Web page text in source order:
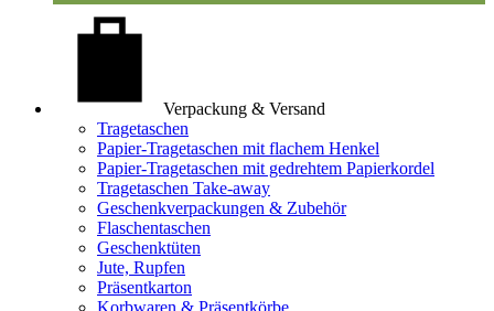
Verpackung & Versand
Tragetaschen
Papier-Tragetaschen mit flachem Henkel
Papier-Tragetaschen mit gedrehtem Papierkordel
Tragetaschen Take-away
Geschenkverpackungen & Zubehör
Flaschentaschen
Geschenktüten
Jute, Rupfen
Präsentkarton